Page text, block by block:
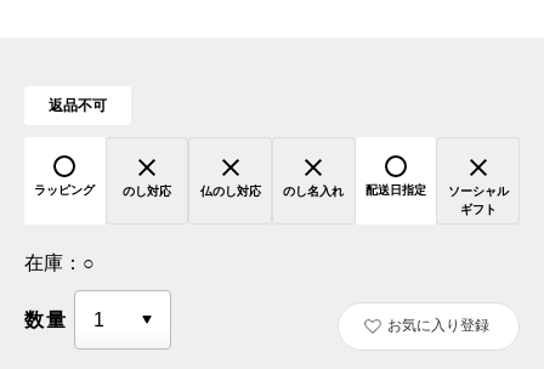
返品不可
ラッピング のし対応 仏のし対応 のし名入れ 配送日指定
ソーシャル
ギフト
在庫： ○
数量 お気に入り登録